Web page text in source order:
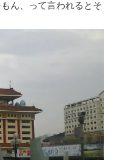
ん、って言われるとそ